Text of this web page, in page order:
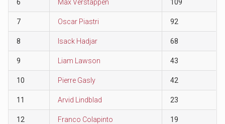
6 Max Verstappen 109
7 Oscar Piastri 92
8 Isack Hadjar 68
9 Liam Lawson 43
10 Pierre Gasly 42
11 Arvid Lindblad 23
12 Franco Colapinto 19